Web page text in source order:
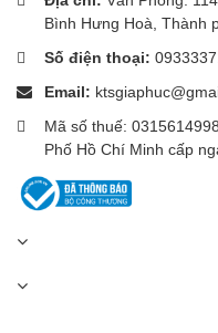
Nhờ công suất cao, người
thiết bị trước khi tiếp tục
Hai cáp
hợp –
quên dây
được tích hợp sẵn
Bình Hưng Hoà, Thành
Số điện thoại:
Email:
Mã số thuế:
Phố Hồ Chí Minh cấp